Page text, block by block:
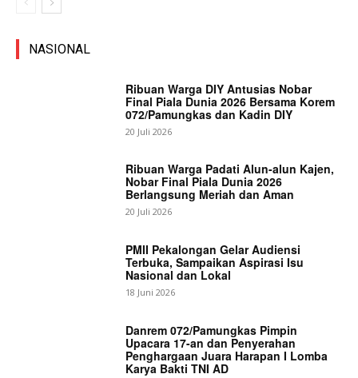
NASIONAL
Ribuan Warga DIY Antusias Nobar
Final Piala Dunia 2026 Bersama Korem
072/Pamungkas dan Kadin DIY
20 Juli 2026
Ribuan Warga Padati Alun-alun Kajen,
Nobar Final Piala Dunia 2026
Berlangsung Meriah dan Aman
20 Juli 2026
PMII Pekalongan Gelar Audiensi
Terbuka, Sampaikan Aspirasi Isu
Nasional dan Lokal
18 Juni 2026
Danrem 072/Pamungkas Pimpin
Upacara 17-an dan Penyerahan
Penghargaan Juara Harapan I Lomba
Karya Bakti TNI AD